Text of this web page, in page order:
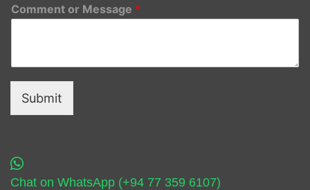
Comment or Message *
Submit
Chat on WhatsApp (+94 77 359 6107)